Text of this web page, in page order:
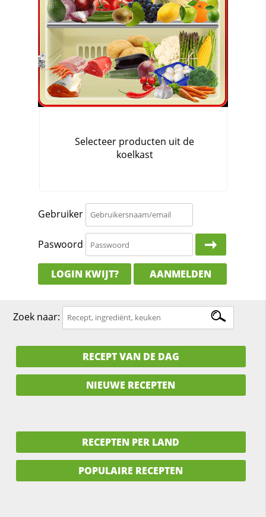
Gebruiker
Paswoord
LOGIN KWIJT? AANMELDEN
Zoek naar:
RECEPT VAN DE DAG
NIEUWE RECEPTEN
RECEPTEN PER LAND
POPULAIRE RECEPTEN